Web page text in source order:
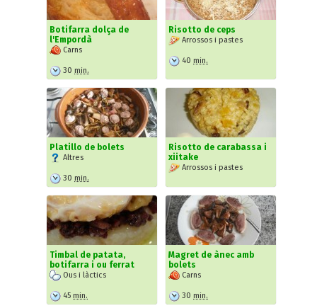
Botifarra dolça de
l'Empordà
Carns
30 min.
Risotto de ceps
Arrossos i pastes
40 min.
Platillo de bolets
Altres
30 min.
Risotto de carabassa i
xiitake
Arrossos i pastes
Timbal de patata,
botifarra i ou ferrat
Ous i làctics
45 min.
Magret de ànec amb
bolets
Carns
30 min.